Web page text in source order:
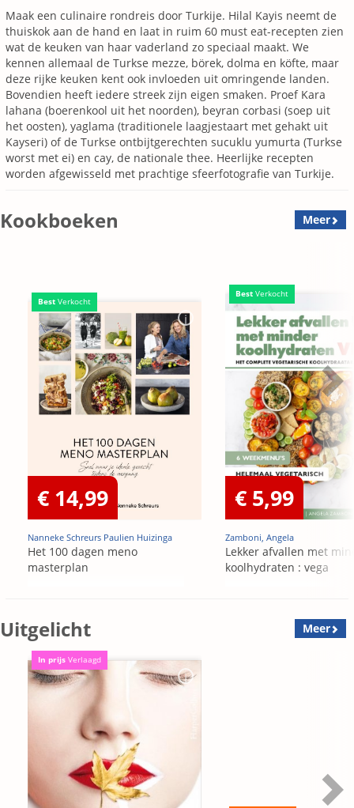
Maak een culinaire rondreis door Turkije. Hilal Kayis neemt de
thuiskok aan de hand en laat in ruim 60 must eat-recepten zien
wat de keuken van haar vaderland zo speciaal maakt. We
kennen allemaal de Turkse mezze, börek, dolma en köfte, maar
deze rijke keuken kent ook invloeden uit omringende landen.
Bovendien heeft iedere streek zijn eigen smaken. Proef Kara
lahana (boerenkool uit het noorden), beyran corbasi (soep uit
het oosten), yaglama (traditionele laagjestaart met gehakt uit
Kayseri) of de Turkse ontbijtgerechten sucuklu yumurta (Turkse
worst met ei) en cay, de nationale thee. Heerlijke recepten
worden afgewisseld met prachtige sfeerfotografie van Turkije.
Kookboeken Meer
Best Verkocht
€ 14,99
Nanneke Schreurs Paulien Huizinga
Het 100 dagen meno
masterplan
Best Verkocht
€ 5,99
Zamboni, Angela
Lekker afvallen met
koolhydraten : vega
Uitgelicht Meer
In prijs Verlaagd